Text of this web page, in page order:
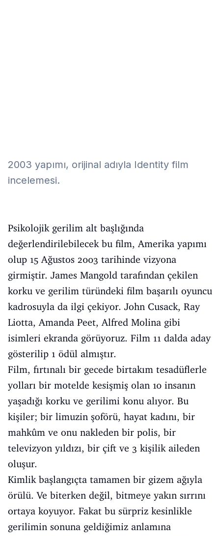
2003 yapımı, orijinal adıyla Identity film
incelemesi.
Psikolojik gerilim alt başlığında
değerlendirilebilecek bu film, Amerika yapımı
olup 15 Ağustos 2003 tarihinde vizyona
girmiştir. James Mangold tarafından çekilen
korku ve gerilim türündeki film başarılı oyuncu
kadrosuyla da ilgi çekiyor. John Cusack, Ray
Liotta, Amanda Peet, Alfred Molina gibi
isimleri ekranda görüyoruz. Film 11 dalda aday
gösterilip 1 ödül almıştır.
Film, fırtınalı bir gecede birtakım tesadüflerle
yolları bir motelde kesişmiş olan 10 insanın
yaşadığı korku ve gerilimi konu alıyor. Bu
kişiler; bir limuzin şoförü, hayat kadını, bir
mahkûm ve onu nakleden bir polis, bir
televizyon yıldızı, bir çift ve 3 kişilik aileden
oluşur.
Kimlik başlangıçta tamamen bir gizem ağıyla
örülü. Ve biterken değil, bitmeye yakın sırrını
ortaya koyuyor. Fakat bu sürpriz kesinlikle
gerilimin sonuna geldiğimiz anlamına